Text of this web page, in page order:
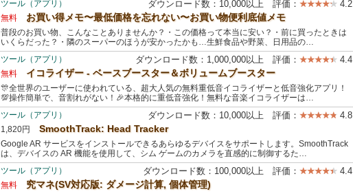
ツール（アプリ） ダウンロード数：10,000以上 評価： 4.2
無料 お買い得メモ〜最低価格を忘れない〜お買い物便利底値メモ
普段のお買い物、こんなことありませんか？・この価格って本当に安い？・前に買ったときは
いくらだった？・隣のスーパーのほうが安かったかも…生鮮食品や野菜、日用品の…
ツール（アプリ） ダウンロード数：1,000,000以上 評価： 4.4
無料 イコライザー - ベースブースター＆ボリュームブースター
🎊全世界のユーザーに使われている、超大人気の無料重低音イコライザーと低音強化アプリ！
💯操作簡単で、音割れがない！🎉本格的に重低音強化！無料な音楽イコライザーは…
ツール（アプリ） ダウンロード数：10,000以上 評価： 4.8
1,820円 SmoothTrack: Head Tracker
Google AR サービスをインストールできるあらゆるデバイスをサポートします。SmoothTrack
は、デバイスの AR 機能を使用して、シム ゲームのカメラを直感的に制御するた…
ツール（アプリ） ダウンロード数：100,000以上 評価： 4.4
無料 究マネ(SV対応版: ダメージ計算, 個体管理)